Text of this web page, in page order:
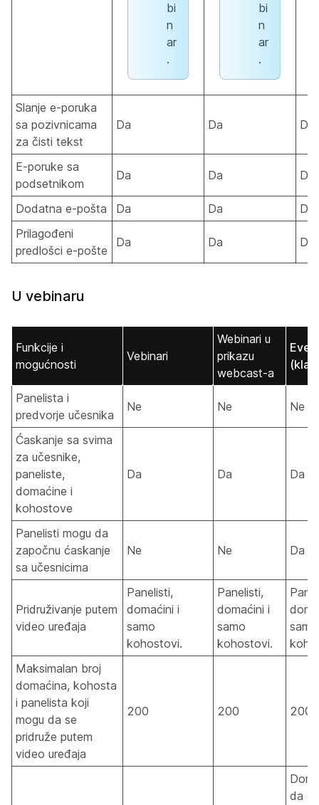
bi
n
ar
.
bi
n
ar
.
Slanje e-poruka
sa pozivnicama
za čisti tekst
Da Da Da
E-poruke sa
podsetnikom
Da Da Da
Dodatna e-pošta Da Da
Da
Prilagođeni
predlošci e-pošte
Da Da Da
U vebinaru
Funkcije i
mogućnosti
Vebinari
Webinari u
prikazu
webcast-a
Panelista i
predvorje učesnika
Ne Ne Ne
Ćaskanje sa svima
za učesnike,
paneliste,
domaćine i
kohostove
Da Da Da
Panelisti mogu da
započnu ćaskanje
sa učesnicima
Ne Ne Da
Pridruživanje putem
video uređaja
Panelisti,
domaćini i
samo
kohostovi.
Panelisti,
domaćini i
samo
kohostovi.
samo
Maksimalan broj
domaćina, kohosta
i panelista koji
mogu da se
pridruže putem
video uređaja
200 200 200
da